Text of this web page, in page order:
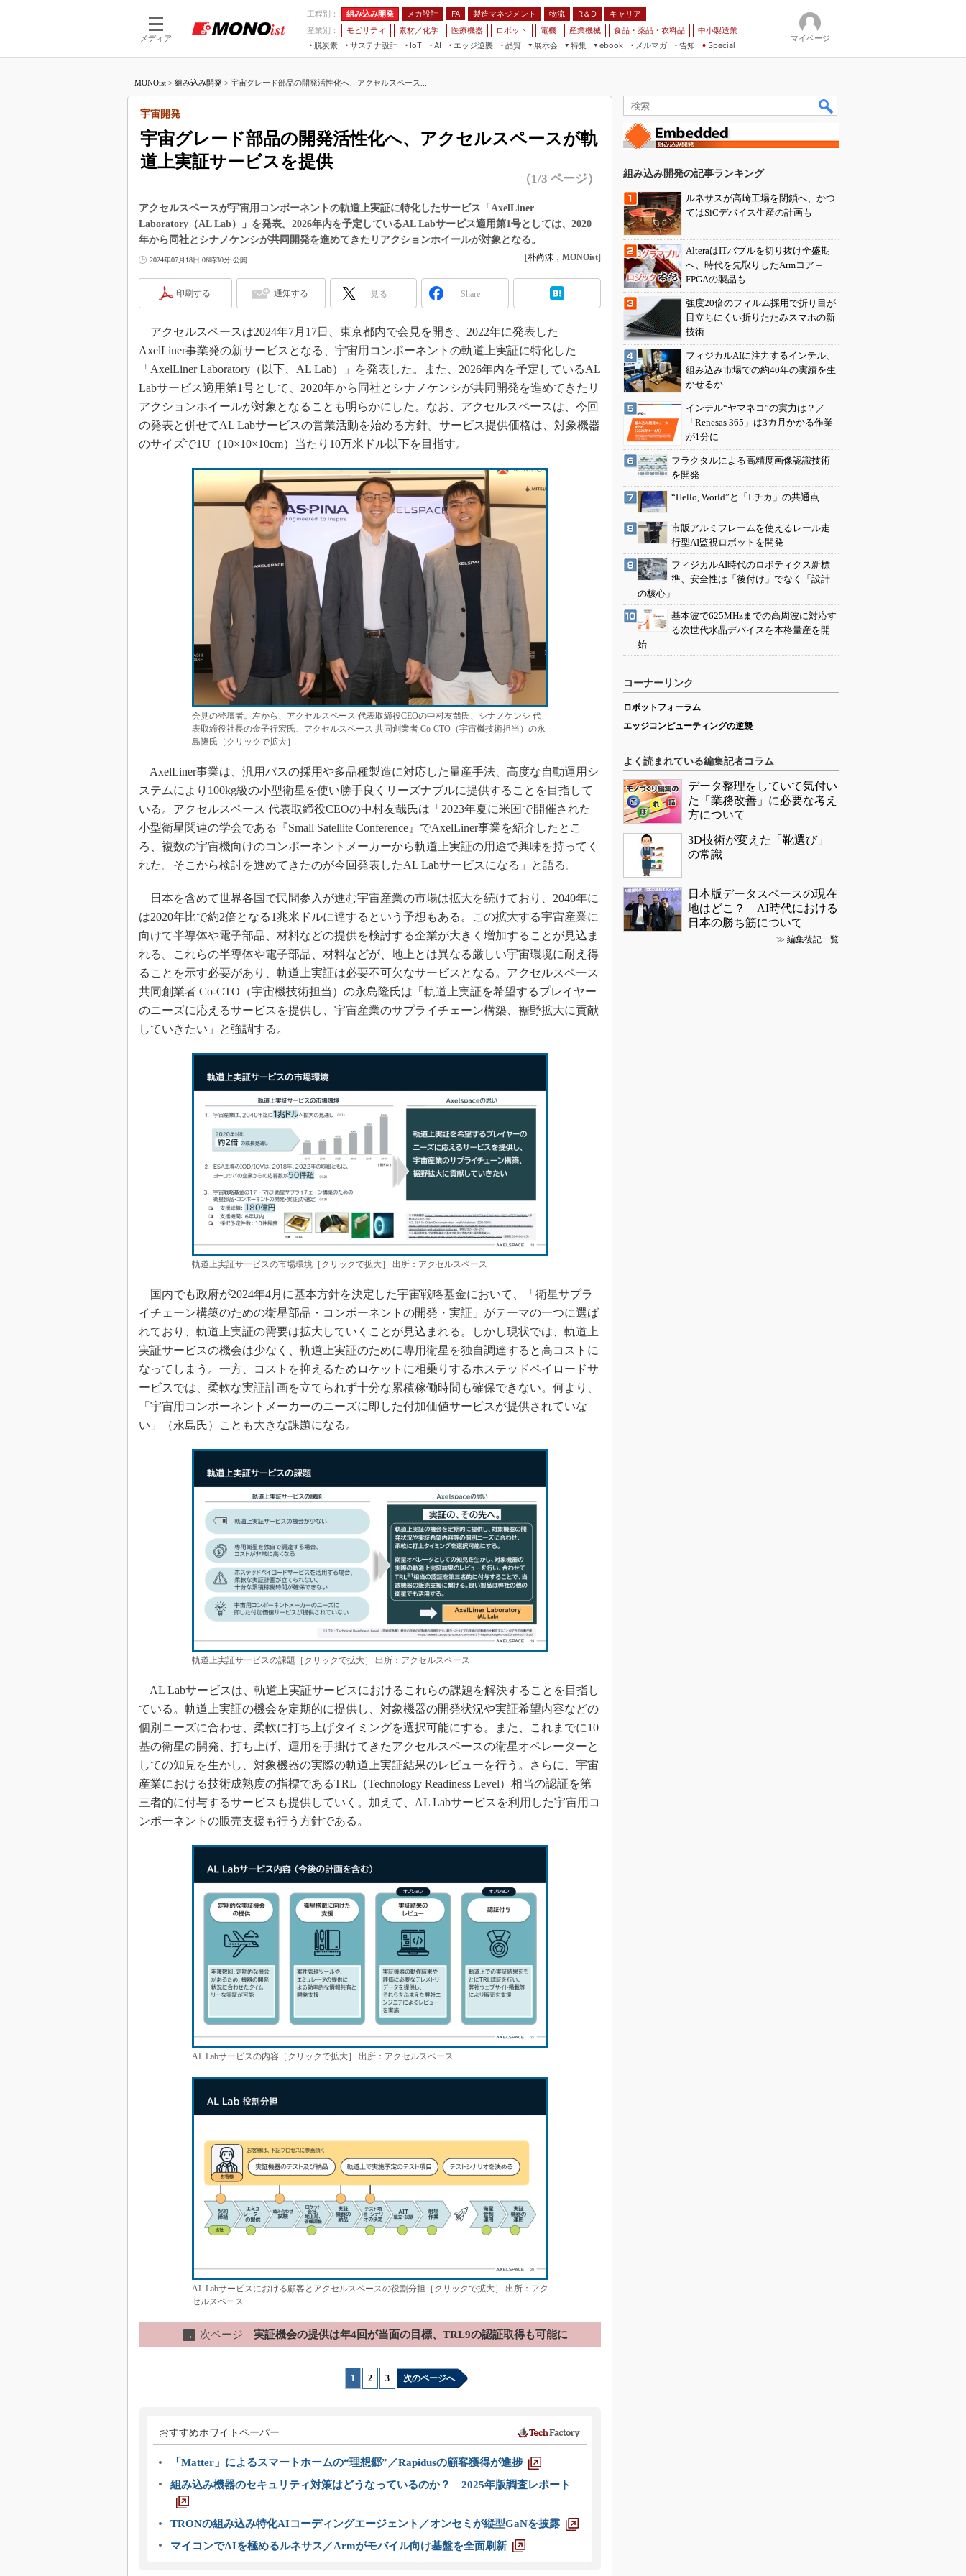
メディア
工程別： 組み込み開発 メカ設計 FA 製造マネジメント 物流 R＆D
キャリア
産業別：
モビリティ 素材／化学 医療機器 ロボット 電機 産業機械 食品・薬品・衣料品
中小製造業
脱炭素
サステナ設計
IoT
つながる工場
AI
AI×設備保全
エッジ逆襲 品質
展示会
JIMTOF
IIFES
TECHNO-FRONTIER
人テク展
日本ものづくりワールド
産業オープンネット展
特集
つながるクルマ
組み込みモデリング
Windows Embedded
3Dプリンタ
デジタルツインとCAE
S＆OP
インダストリー4.0
イノベーション
製造業ビッグデータ
植物工場
知財マネジメント
海外生産
グローバル設計・開発
制御セキュリティ
新型コロナへの対応
ebook
メルマガ
告知 Special
マイページ
MONOist > 組み込み開発 > 宇宙グレード部品の開発活性化へ、アクセルスペース...
宇宙グレード部品の開発活性化へ、アクセルスペースが軌
道上実証サービスを提供
宇宙開発
（1/3 ページ）
アクセルスペースが宇宙用コンポーネントの軌道上実証に特化したサービス「AxelLiner
Laboratory（AL Lab）」を発表。2026年内を予定しているAL Labサービス適用第1号としては、2020
年から同社とシナノケンシが共同開発を進めてきたリアクションホイールが対象となる。
2024年07月18日 06時30分 公開 [朴尚洙 ， MONOist]
印刷する 通知する 見る Share
アクセルスペースは2024年7月17日、東京都内で会見を開き、2022年に発表した
AxelLiner事業発の新サービスとなる、宇宙用コンポーネントの軌道上実証に特化した
「AxelLiner Laboratory（以下、AL Lab）」を発表した。また、2026年内を予定しているAL
Labサービス適用第1号として、2020年から同社とシナノケンシが共同開発を進めてきたリ
アクションホイールが対象となることも明らかにした。なお、アクセルスペースは、今回
の発表と併せてAL Labサービスの営業活動を始める方針。サービス提供価格は、対象機器
のサイズで1U（10×10×10cm）当たり10万米ドル以下を目指す。
会見の登壇者。左から、アクセルスペース 代表取締役CEOの中村友哉氏、シナノケンシ 代
表取締役社長の金子行宏氏、アクセルスペース 共同創業者 Co-CTO（宇宙機技術担当）の永
島隆氏［クリックで拡大］
AxelLiner事業は、汎用バスの採用や多品種製造に対応した量産手法、高度な自動運用シ
ステムにより100kg級の小型衛星を使い勝手良くリーズナブルに提供することを目指して
いる。アクセルスペース 代表取締役CEOの中村友哉氏は「2023年夏に米国で開催された
小型衛星関連の学会である『Small Satellite Conference』でAxelLiner事業を紹介したとこ
ろ、複数の宇宙機向けのコンポーネントメーカーから軌道上実証の用途で興味を持ってく
れた。そこから検討を進めてきたのが今回発表したAL Labサービスになる」と語る。
日本を含めて世界各国で民間参入が進む宇宙産業の市場は拡大を続けており、2040年に
は2020年比で約2倍となる1兆米ドルに達するという予想もある。この拡大する宇宙産業に
向けて半導体や電子部品、材料などの提供を検討する企業が大きく増加することが見込ま
れる。これらの半導体や電子部品、材料などが、地上とは異なる厳しい宇宙環境に耐え得
ることを示す必要があり、軌道上実証は必要不可欠なサービスとなる。アクセルスペース
共同創業者 Co-CTO（宇宙機技術担当）の永島隆氏は「軌道上実証を希望するプレイヤー
のニーズに応えるサービスを提供し、宇宙産業のサプライチェーン構築、裾野拡大に貢献
していきたい」と強調する。
軌道上実証サービスの市場環境［クリックで拡大］ 出所：アクセルスペース
国内でも政府が2024年4月に基本方針を決定した宇宙戦略基金において、「衛星サプラ
イチェーン構築のための衛星部品・コンポーネントの開発・実証」がテーマの一つに選ば
れており、軌道上実証の需要は拡大していくことが見込まれる。しかし現状では、軌道上
実証サービスの機会は少なく、軌道上実証のために専用衛星を独自調達すると高コストに
なってしまう。一方、コストを抑えるためロケットに相乗りするホステッドペイロードサ
ービスでは、柔軟な実証計画を立てられず十分な累積稼働時間も確保できない。何より、
「宇宙用コンポーネントメーカーのニーズに即した付加価値サービスが提供されていな
い」（永島氏）ことも大きな課題になる。
軌道上実証サービスの課題［クリックで拡大］ 出所：アクセルスペース
AL Labサービスは、軌道上実証サービスにおけるこれらの課題を解決することを目指し
ている。軌道上実証の機会を定期的に提供し、対象機器の開発状況や実証希望内容などの
個別ニーズに合わせ、柔軟に打ち上げタイミングを選択可能にする。また、これまでに10
基の衛星の開発、打ち上げ、運用を手掛けてきたアクセルスペースの衛星オペレーターと
しての知見を生かし、対象機器の実際の軌道上実証結果のレビューを行う。さらに、宇宙
産業における技術成熟度の指標であるTRL（Technology Readiness Level）相当の認証を第
三者的に付与するサービスも提供していく。加えて、AL Labサービスを利用した宇宙用コ
ンポーネントの販売支援も行う方針である。
AL Labサービスの内容［クリックで拡大］ 出所：アクセルスペース
AL Labサービスにおける顧客とアクセルスペースの役割分担［クリックで拡大］ 出所：アク
セルスペース
→ 次ページ 実証機会の提供は年4回が当面の目標、TRL9の認証取得も可能に
1 2 3 次のページへ
おすすめホワイトペーパー
「Matter」によるスマートホームの“理想郷”／Rapidusの顧客獲得が進捗
組み込み機器のセキュリティ対策はどうなっているのか？ 2025年版調査レポート
TRONの組み込み特化AIコーディングエージェント／オンセミが縦型GaNを披露
マイコンでAIを極めるルネサス／Armがモバイル向け基盤を全面刷新
組み込み開発の記事ランキング
ルネサスが高崎工場を閉鎖へ、かつ
てはSiCデバイス生産の計画も
AlteraはITバブルを切り抜け全盛期
へ、時代を先取りしたArmコア＋
FPGAの製品も
強度20倍のフィルム採用で折り目が
目立ちにくい折りたたみスマホの新
技術
フィジカルAIに注力するインテル、
組み込み市場での約40年の実績を生
かせるか
インテル“ヤマネコ”の実力は？／
「Renesas 365」は3カ月かかる作業
が1分に
フラクタルによる高精度画像認識技術
を開発
“Hello, World”と「Lチカ」の共通点
市販アルミフレームを使えるレール走
行型AI監視ロボットを開発
フィジカルAI時代のロボティクス新標
準、安全性は「後付け」でなく「設計
の核心」
基本波で625MHzまでの高周波に対応す
る次世代水晶デバイスを本格量産を開
始
コーナーリンク
ロボットフォーラム
エッジコンピューティングの逆襲
よく読まれている編集記者コラム
データ整理をしていて気付い
た「業務改善」に必要な考え
方について
3D技術が変えた「靴選び」
の常識
日本版データスペースの現在
地はどこ？ AI時代における
日本の勝ち筋について
≫ 編集後記一覧